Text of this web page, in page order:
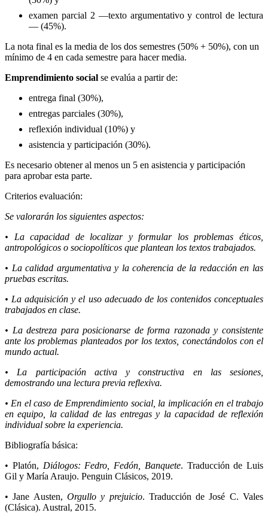
examen parcial 2 —texto argumentativo y control de lectura
— (45%).
La nota final es la media de los dos semestres (50% + 50%), con un
mínimo de 4 en cada semestre para hacer media.
Emprendimiento social se evalúa a partir de:
entrega final (30%),
entregas parciales (30%),
reflexión individual (10%) y
asistencia y participación (30%).
Es necesario obtener al menos un 5 en asistencia y participación
para aprobar esta parte.
Criterios evaluación:
Se valorarán los siguientes aspectos:
• La capacidad de localizar y formular los problemas éticos,
antropológicos o sociopolíticos que plantean los textos trabajados.
• La calidad argumentativa y la coherencia de la redacción en las
pruebas escritas.
• La adquisición y el uso adecuado de los contenidos conceptuales
trabajados en clase.
• La destreza para posicionarse de forma razonada y consistente
ante los problemas planteados por los textos, conectándolos con el
mundo actual.
• La participación activa y constructiva en las sesiones,
demostrando una lectura previa reflexiva.
• En el caso de Emprendimiento social, la implicación en el trabajo
en equipo, la calidad de las entregas y la capacidad de reflexión
individual sobre la experiencia.
Bibliografía básica:
• Platón, Diálogos: Fedro, Fedón, Banquete. Traducción de Luis
Gil y María Araujo. Penguin Clásicos, 2019.
• Jane Austen, Orgullo y prejuicio. Traducción de José C. Vales
(Clásica). Austral, 2015.